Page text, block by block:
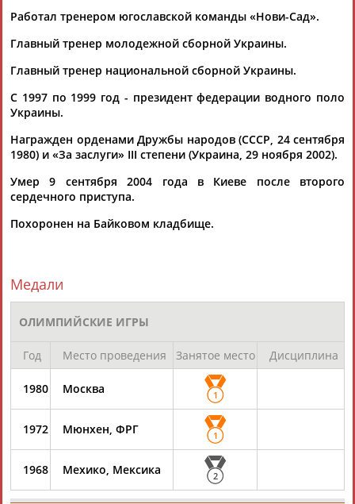
Работал тренером югославской команды «Нови-Сад».
Главный тренер молодежной сборной Украины.
Главный тренер национальной сборной Украины.
С 1997 по 1999 год - президент федерации водного поло
Украины.
Награжден орденами Дружбы народов (СССР, 24 сентября
1980) и «За заслуги» ІІІ степени (Украина, 29 ноября 2002).
Умер 9 сентября 2004 года в Киеве после второго
сердечного приступа.
Похоронен на Байковом кладбище.
Медали
ОЛИМПИЙСКИЕ ИГРЫ
Год Место проведения Занятое место Дисциплина
1980 Москва 1
1972 Мюнхен, ФРГ 1
1968 Мехико, Мексика 2